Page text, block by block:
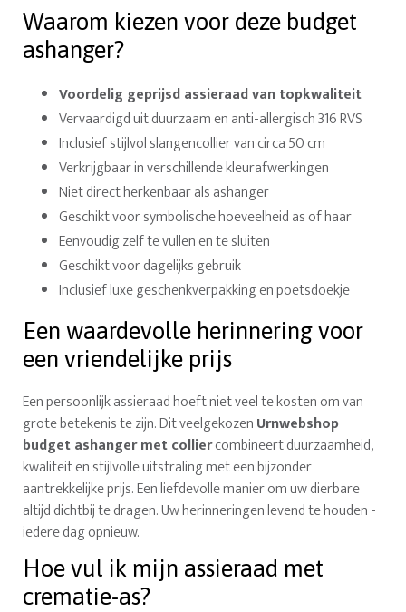
Waarom kiezen voor deze budget
ashanger?
Voordelig geprijsd assieraad van topkwaliteit
Vervaardigd uit duurzaam en anti-allergisch 316 RVS
Inclusief stijlvol slangencollier van circa 50 cm
Verkrijgbaar in verschillende kleurafwerkingen
Niet direct herkenbaar als ashanger
Geschikt voor symbolische hoeveelheid as of haar
Eenvoudig zelf te vullen en te sluiten
Geschikt voor dagelijks gebruik
Inclusief luxe geschenkverpakking en poetsdoekje
Een waardevolle herinnering voor
een vriendelijke prijs
Een persoonlijk assieraad hoeft niet veel te kosten om van
grote betekenis te zijn. Dit veelgekozenUrnwebshop
budget ashanger met colliercombineert duurzaamheid,
kwaliteit en stijlvolle uitstraling met een bijzonder
aantrekkelijke prijs. Een liefdevolle manier om uw dierbare
altijd dichtbij te dragen. Uw herinneringen levend te houden -
iedere dag opnieuw.
Hoe vul ik mijn assieraad met
crematie-as?